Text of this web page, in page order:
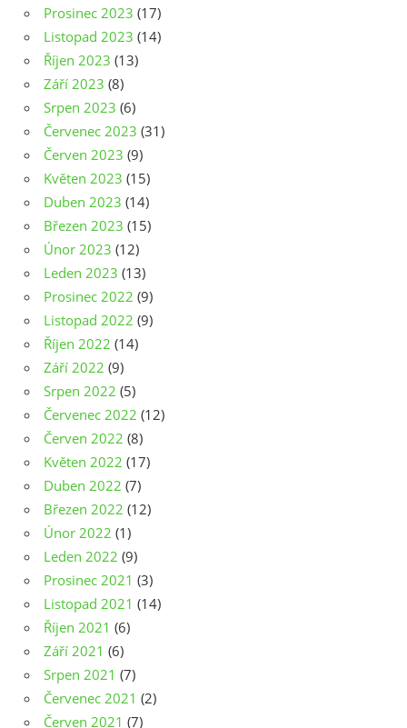
Prosinec 2023 (17)
Listopad 2023 (14)
Říjen 2023 (13)
Září 2023 (8)
Srpen 2023 (6)
Červenec 2023 (31)
Červen 2023 (9)
Květen 2023 (15)
Duben 2023 (14)
Březen 2023 (15)
Únor 2023 (12)
Leden 2023 (13)
Prosinec 2022 (9)
Listopad 2022 (9)
Říjen 2022 (14)
Září 2022 (9)
Srpen 2022 (5)
Červenec 2022 (12)
Červen 2022 (8)
Květen 2022 (17)
Duben 2022 (7)
Březen 2022 (12)
Únor 2022 (1)
Leden 2022 (9)
Prosinec 2021 (3)
Listopad 2021 (14)
Říjen 2021 (6)
Září 2021 (6)
Srpen 2021 (7)
Červenec 2021 (2)
Červen 2021 (7)